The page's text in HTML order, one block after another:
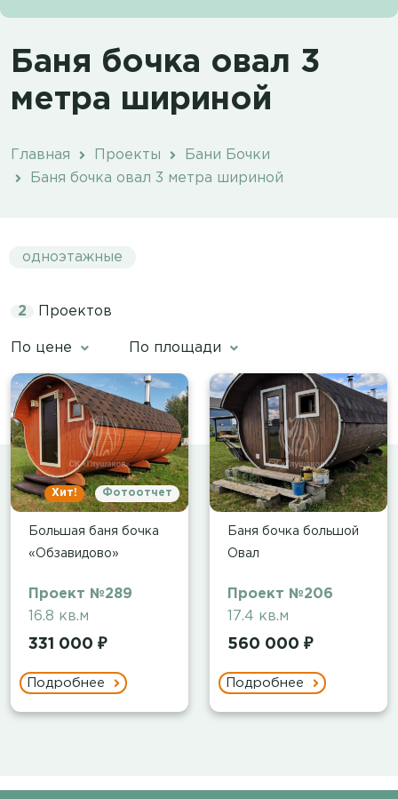
Баня бочка овал 3
метра шириной
Главная Проекты
Бани Бочки
Баня бочка овал 3 метра шириной
одноэтажные
2 Проектов
По цене По площади
Хит! Фотоотчет
Большая баня бочка
«Обзавидово»
Проект №289
16.8 кв.м
331 000 ₽
Подробнее
Баня бочка большой
Овал
Проект №206
17.4 кв.м
560 000 ₽
Подробнее